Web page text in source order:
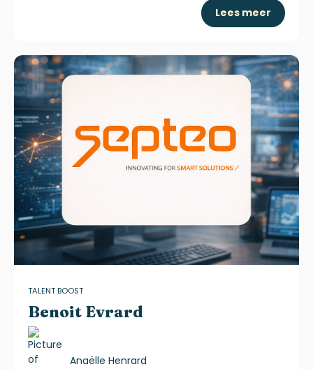
Lees meer
TALENT BOOST
Benoit Evrard
Anaëlle Henrard